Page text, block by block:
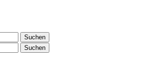
Suchen
Suchen